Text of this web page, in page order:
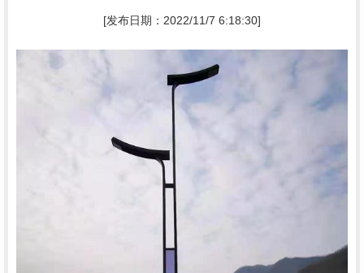
[发布日期：2022/11/7 6:18:30]